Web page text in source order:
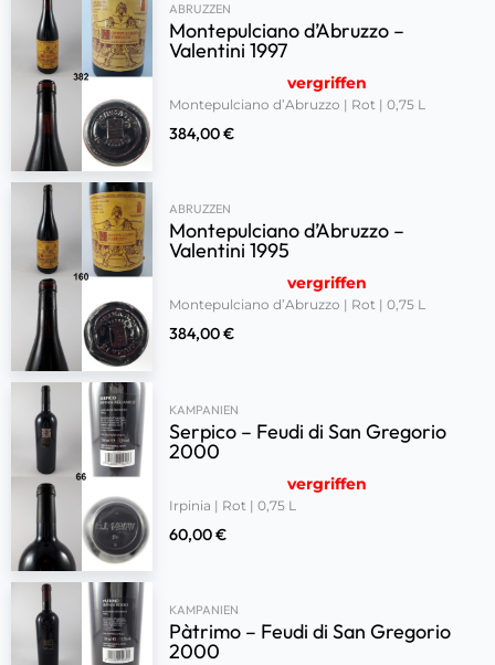
ABRUZZEN
Montepulciano d’Abruzzo –
Valentini 1997
vergriffen
Montepulciano d’Abruzzo | Rot | 0,75 L
384,00€
ABRUZZEN
Montepulciano d’Abruzzo –
Valentini 1995
vergriffen
Montepulciano d’Abruzzo | Rot | 0,75 L
384,00€
KAMPANIEN
Serpico – Feudi di San Gregorio
2000
vergriffen
Irpinia | Rot | 0,75 L
60,00€
KAMPANIEN
Pàtrimo – Feudi di San Gregorio
2000